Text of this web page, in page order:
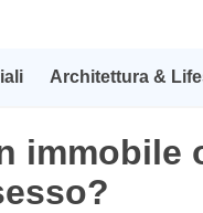
Architettura &
immobile